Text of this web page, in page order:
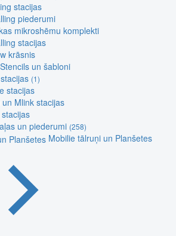
stacijas
piederumi
mikroshēmu komplekti
stacijas
krāsnis
un šabloni
(1)
stacijas
un Mlink stacijas
un piederumi (258)
Mobilie tālruņi un Planšetes